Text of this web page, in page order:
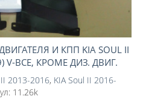
И КПП KIA SOUL II
V-ВСЕ, КРОМЕ ДИЗ. ДВИГ.
6 ММ)
II 2013-2016, KIA Soul II 2016-
11.26k